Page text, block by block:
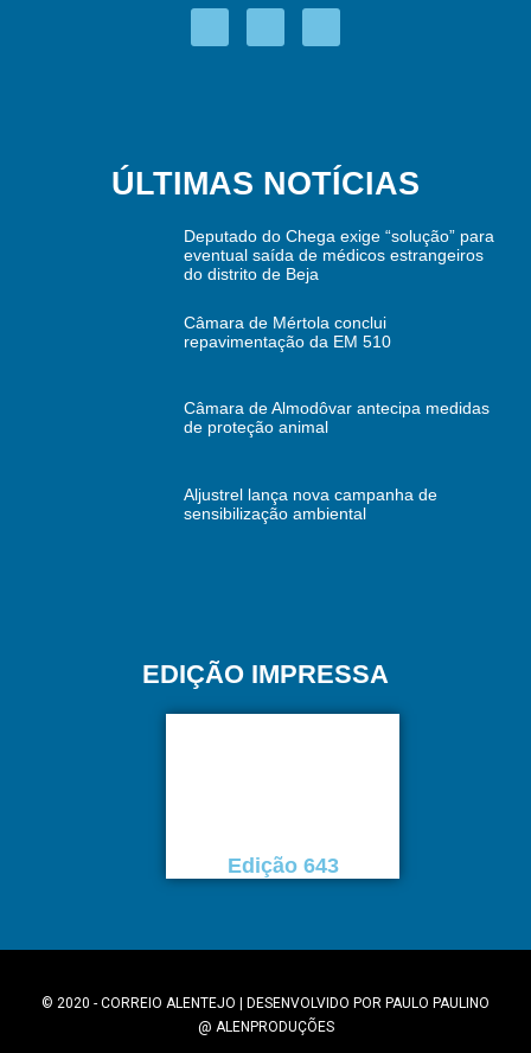
ÚLTIMAS NOTÍCIAS
Deputado do Chega exige “solução” para
eventual saída de médicos estrangeiros
do distrito de Beja
Câmara de Mértola conclui
repavimentação da EM 510
Câmara de Almodôvar antecipa medidas
de proteção animal
Aljustrel lança nova campanha de
sensibilização ambiental
EDIÇÃO IMPRESSA
Edição 643
© 2020 - CORREIO ALENTEJO | DESENVOLVIDO POR PAULO PAULINO
@ ALENPRODUÇÕES